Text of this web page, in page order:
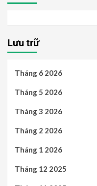
Lưu trữ
Tháng 6 2026
Tháng 5 2026
Tháng 3 2026
Tháng 2 2026
Tháng 1 2026
Tháng 12 2025